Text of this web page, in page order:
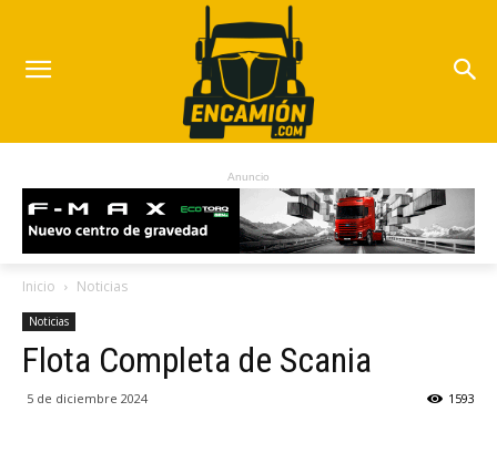
Anuncio
Inicio Noticias
Noticias
Flota Completa de Scania
5 de diciembre 2024 1593